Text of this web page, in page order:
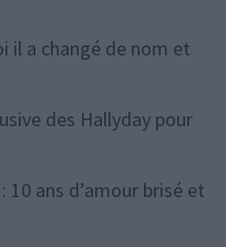
il a changé de nom et
des Hallyday pour
10 ans d’amour brisé et